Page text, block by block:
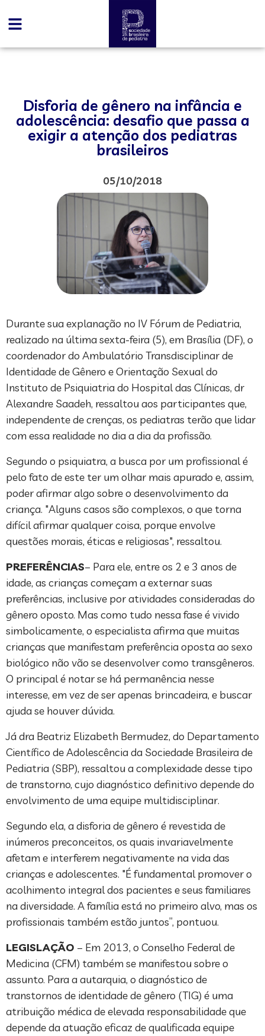
Disforia de gênero na infância e
adolescência: desafio que passa a
exigir a atenção dos pediatras
brasileiros
05/10/2018
Durante sua explanação no IV Fórum de Pediatria,
realizado na última sexta-feira (5), em Brasília (DF), o
coordenador do Ambulatório Transdisciplinar de
Identidade de Gênero e Orientação Sexual do
Instituto de Psiquiatria do Hospital das Clínicas, dr
Alexandre Saadeh, ressaltou aos participantes que,
independente de crenças, os pediatras terão que lidar
com essa realidade no dia a dia da profissão.
Segundo o psiquiatra, a busca por um profissional é
pelo fato de este ter um olhar mais apurado e, assim,
poder afirmar algo sobre o desenvolvimento da
criança. "Alguns casos são complexos, o que torna
difícil afirmar qualquer coisa, porque envolve
questões morais, éticas e religiosas", ressaltou.
PREFERÊNCIAS– Para ele, entre os 2 e 3 anos de
idade, as crianças começam a externar suas
preferências, inclusive por atividades consideradas do
gênero oposto. Mas como tudo nessa fase é vivido
simbolicamente, o especialista afirma que muitas
crianças que manifestam preferência oposta ao sexo
biológico não vão se desenvolver como transgêneros.
O principal é notar se há permanência nesse
interesse, em vez de ser apenas brincadeira, e buscar
ajuda se houver dúvida.
Já dra Beatriz Elizabeth Bermudez, do Departamento
Científico de Adolescência da Sociedade Brasileira de
Pediatria (SBP), ressaltou a complexidade desse tipo
de transtorno, cujo diagnóstico definitivo depende do
envolvimento de uma equipe multidisciplinar.
Segundo ela, a disforia de gênero é revestida de
inúmeros preconceitos, os quais invariavelmente
afetam e interferem negativamente na vida das
crianças e adolescentes. "É fundamental promover o
acolhimento integral dos pacientes e seus familiares
na diversidade. A família está no primeiro alvo, mas os
profissionais também estão juntos”, pontuou.
LEGISLAÇÃO – Em 2013, o Conselho Federal de
Medicina (CFM) também se manifestou sobre o
assunto. Para a autarquia, o diagnóstico de
transtornos de identidade de gênero (TIG) é uma
atribuição médica de elevada responsabilidade que
depende da atuação eficaz de qualificada equipe